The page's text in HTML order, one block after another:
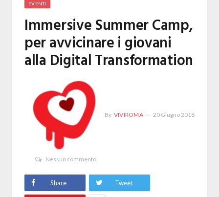
EVENTI
Immersive Summer Camp,
per avvicinare i giovani
alla Digital Transformation
By VIVIROMA 20 Giugno 2018
Nessun commento
Share Tweet